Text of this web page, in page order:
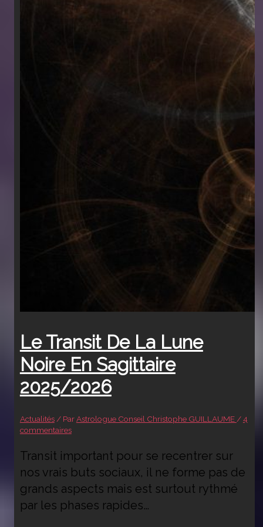
Le Transit De La Lune
Noire En Sagittaire
2025/2026
Actualités/ ParAstrologue Conseil Christophe GUILLAUME /4
commentaires
Transit important pour se recentrer sur
nos vrais buts sociaux, il ne forme pas de
grands aspects mais est surtout rythmé
par les phases rapides…